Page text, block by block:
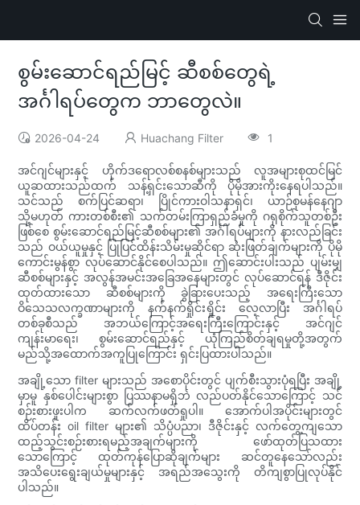
စွမ်းဆောင်ရည်မြင့် ဆီစစ်တွေရဲ့
အင်္ဂါရပ်တွေက ဘာတွေလဲ။
2026-04-24 Huachang Filter 1
အင်ဂျင်များနှင့် ဟိုက်ဒရောလစ်စနစ်များသည် လူအများစုထင်မြင်
ယူဆထားသည်ထက် သန့်ရှင်းသောဆီကို ပိုမိုအားကိုးနေရပါသည်။
သင်သည် စက်ပြင်ဆရာ၊ ပြိုင်ကားဝါသနာရှင်၊ ယာဉ်စုမန်နေဂျာ
သို့မဟုတ် ကားတစ်စီး၏ သက်တမ်းကြာရှည်ခံမှုကို ဂရုစိုက်သူတစ်ဦး
ဖြစ်စေ စွမ်းဆောင်ရည်မြင့်ဆီစစ်များ၏ အင်္ဂါရပ်များကို နားလည်ခြင်း
သည် ဝယ်ယူမှုနှင့် ပြုပြင်ထိန်းသိမ်းမှုဆိုင်ရာ ဆုံးဖြတ်ချက်များကို ပိုမို
ကောင်းမွန်စွာ လုပ်ဆောင်နိုင်စေပါသည်။ ဤဆောင်းပါးသည် ပျမ်းမျှ
ဆီစစ်များနှင့် အလွန်အမင်းအခြေအနေများတွင် လုပ်ဆောင်ရန် ဒီဇိုင်း
ထုတ်ထားသော ဆီစစ်များကို ခွဲခြားပေးသည့် အရေးကြီးသော
ဝိသေသလက္ခဏာများကို နက်နက်ရှိုင်းရှိုင်း လေ့လာပြီး အင်္ဂါရပ်
တစ်ခုစီသည် အဘယ်ကြောင့်အရေးကြီးကြောင်းနှင့် အင်ဂျင်
ကျန်းမာရေး၊ စွမ်းဆောင်ရည်နှင့် ယုံကြည်စိတ်ချရမှုတို့အတွက်
မည်သို့အထောက်အကူပြုကြောင်း ရှင်းပြထားပါသည်။
အချို့သော filter များသည် အစောပိုင်းတွင် ပျက်စီးသွားပုံရပြီး အချို့
မှာမူ နှစ်ပေါင်းများစွာ ပြဿနာမရှိဘဲ လည်ပတ်နိုင်သောကြောင့် သင်
စဉ်းစားဖူးပါက ဆက်လက်ဖတ်ရှုပါ။ အောက်ပါအပိုင်းများတွင်
ထိပ်တန်း oil filter များ၏ သိပ္ပံပညာ၊ ဒီဇိုင်းနှင့် လက်တွေ့ကျသော
ထည့်သွင်းစဉ်းစားရမည့်အချက်များကို ဖော်ထုတ်ပြသထား
သောကြောင့် ထုတ်ကုန်ပြောဆိုချက်များ ဆင်တူနေသော်လည်း
အသိပေးရွေးချယ်မှုများနှင့် အရည်အသွေးကို တိကျစွာပြုလုပ်နိုင်
ပါသည်။